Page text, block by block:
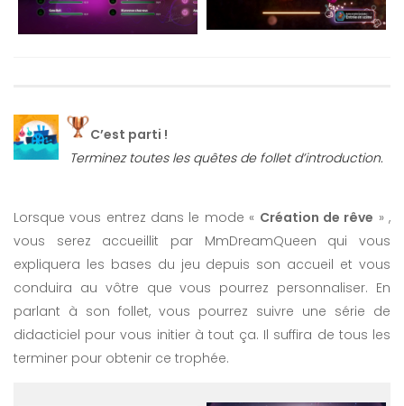
C’est parti !
Terminez toutes les quêtes de follet d’introduction.
Lorsque vous entrez dans le mode « Création de rêve » ,
vous serez accueillit par MmDreamQueen qui vous
expliquera les bases du jeu depuis son accueil et vous
conduira au vôtre que vous pourrez personnaliser. En
parlant à son follet, vous pourrez suivre une série de
didacticiel pour vous initier à tout ça. Il suffira de tous les
terminer pour obtenir ce trophée.